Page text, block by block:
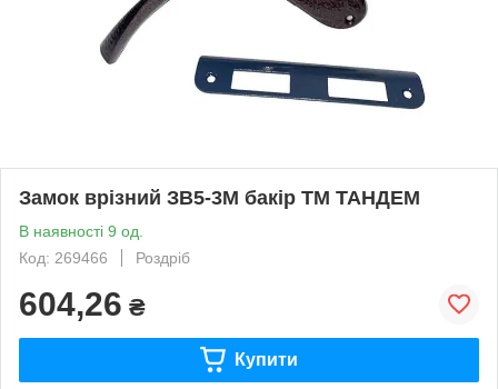
Замок врiзний ЗВ5-3М бакір ТМ ТАНДЕМ
В наявності 9 од.
Код: 269466
Роздріб
604,26 ₴
Купити